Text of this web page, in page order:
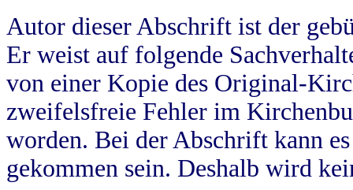
Autor dieser Abschrift ist der
Er weist auf folgende
von einer Kopie des Original-
zweifelsfreie Fehler im
worden. Bei der Abschrift kann
gekommen sein. Deshalb wird